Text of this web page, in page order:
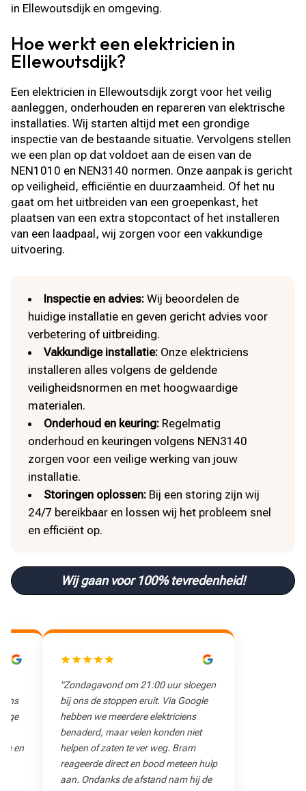
in Ellewoutsdijk en omgeving.
Hoe werkt een elektricien in
Ellewoutsdijk?
Een elektricien in Ellewoutsdijk zorgt voor het veilig
aanleggen, onderhouden en repareren van elektrische
installaties. Wij starten altijd met een grondige
inspectie van de bestaande situatie. Vervolgens stellen
we een plan op dat voldoet aan de eisen van de
NEN1010 en NEN3140 normen. Onze aanpak is gericht
op veiligheid, efficiëntie en duurzaamheid. Of het nu
gaat om het uitbreiden van een groepenkast, het
plaatsen van een extra stopcontact of het installeren
van een laadpaal, wij zorgen voor een vakkundige
uitvoering.
Inspectie en advies: Wij beoordelen de
huidige installatie en geven gericht advies voor
verbetering of uitbreiding.
Vakkundige installatie: Onze elektriciens
installeren alles volgens de geldende
veiligheidsnormen en met hoogwaardige
materialen.
Onderhoud en keuring: Regelmatig
onderhoud en keuringen volgens NEN3140
zorgen voor een veilige werking van jouw
installatie.
Storingen oplossen: Bij een storing zijn wij
24/7 bereikbaar en lossen wij het probleem snel
en efficiënt op.
Wij gaan voor 100% tevredenheid!
"Zondagavond om 21:00 uur sloegen
bij ons de stoppen eruit. Via Google
hebben we meerdere elektriciens
benaderd, maar velen konden niet
helpen of zaten te ver weg. Bram
reageerde direct en bood meteen hulp
aan. Ondanks de afstand nam hij de